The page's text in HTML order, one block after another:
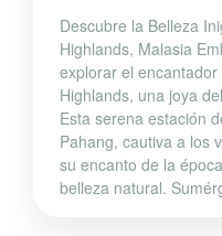
Descubre la Belleza
Highlands, Malasia
explorar el
Highlands, una joya
Esta serena estación
Pahang, cautiva a los
su encanto de la
belleza natural.